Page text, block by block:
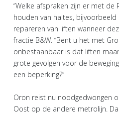
“Welke afspraken zijn er met de
houden van haltes,
repareren van liften wanneer
fractie B&W. “Bent u het met
onbestaanbaar is dat liften
grote gevolgen voor de
een beperking?”
Oron reist nu noodgedwongen
Oost op de andere metrolijn.